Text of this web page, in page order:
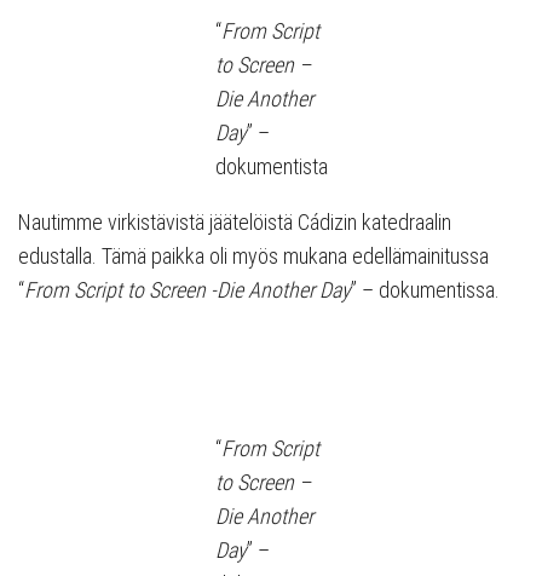
“From Script
to Screen –
Die Another
Day” –
dokumentista
Nautimme virkistävistä jäätelöistä Cádizin katedraalin
edustalla. Tämä paikka oli myös mukana edellämainitussa
“From Script to Screen -Die Another Day” – dokumentissa.
“From Script
to Screen –
Die Another
Day” –